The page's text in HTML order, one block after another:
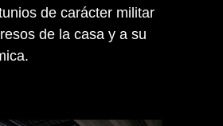
de carácter militar
de la casa y a su